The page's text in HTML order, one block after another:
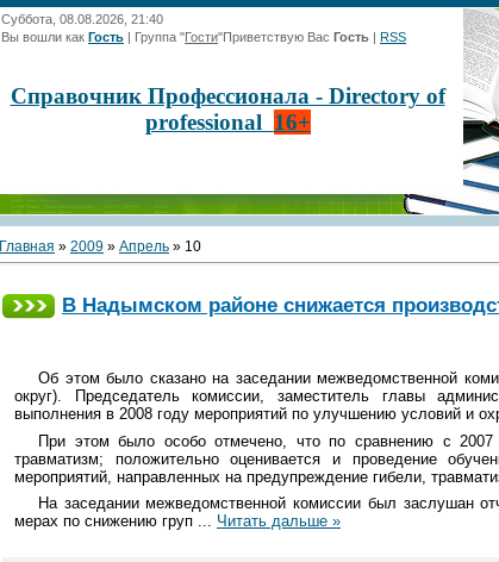
Суббота, 08.08.2026, 21:40
Вы вошли как Гость | Группа "Гости"Приветствую Вас Гость | RSS
Справочник Профессионала - Directory of
professional 16+
Главная » 2009 » Апрель » 10
В Надымском районе снижается
Об этом было сказано на заседании межведомственной
округ). Председатель комиссии, заместитель главы
выполнения в 2008 году мероприятий по улучшению условий и
При этом было особо отмечено, что по сравнению с 2007
травматизм; положительно оценивается и проведение
мероприятий, направленных на предупреждение гибели,
На заседании межведомственной комиссии был заслушан
мерах по снижению груп
Читать дальше »